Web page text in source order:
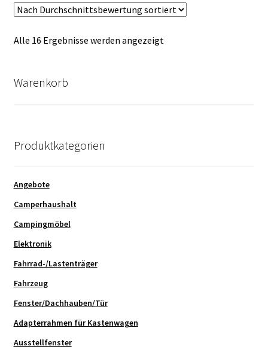
Alle 16 Ergebnisse werden angezeigtNach
Warenkorb
Produktkategorien
Angebote
Camperhaushalt
Campingmöbel
Elektronik
Fahrrad-/Lastenträger
Fahrzeug
Fenster/Dachhauben/Tür
Adapterrahmen für Kastenwagen
Ausstellfenster